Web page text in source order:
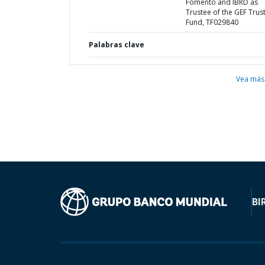
Fomento and IBRD as
Trustee of the GEF Trust
Fund, TF029840
Palabras clave
Vea más